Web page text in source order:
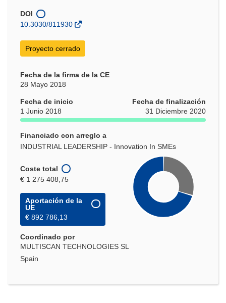
una
nueva
DOI
10.3030/811930
Proyecto cerrado
Fecha de la firma de la CE
28 Mayo 2018
Fecha de inicio
1 Junio 2018
Fecha de finalización
31 Diciembre 2020
Financiado con arreglo a
INDUSTRIAL LEADERSHIP - Innovation In SMEs
Coste total
€ 1 275 408,75
Aportación de la
UE
€ 892 786,13
Coordinado por
MULTISCAN TECHNOLOGIES SL
Spain